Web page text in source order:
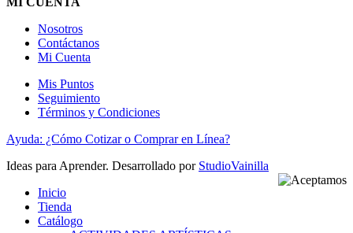
Nosotros
Contáctanos
Mi Cuenta
Mis Puntos
Seguimiento
Términos y Condiciones
Ayuda: ¿Cómo Cotizar o Comprar en Línea?
Ideas para Aprender. Desarrollado por StudioVainilla
Inicio
Tienda
Catálogo